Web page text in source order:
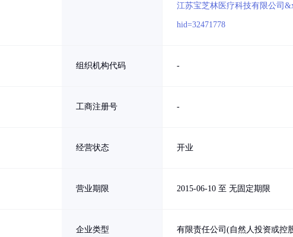
江苏宝芝林医疗科技有限公司
hid=32471778
组织机构代码 -
工商注册号 -
经营状态 开业
营业期限 2015-06-10 至 无固定期限
企业类型 有限责任公司(自然人投资或控